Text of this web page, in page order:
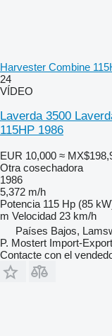
Harvester Combine
24
VÍDEO
Laverda 3500
115HP 1986
EUR 10,000 ≈
Otra cosechadora
1986
5,372 m/h
Potencia 115 Hp (85
m Velocidad 23 km/h
Países Bajos,
P. Mostert Import-
Contacte con el